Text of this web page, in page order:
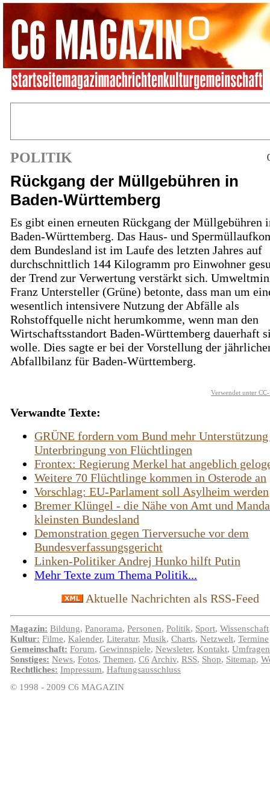
POLITIK
Rückgang der Müllgebühren in
Baden-Württemberg
Es gibt einen erneuten Rückgang der Müllgebühren
Baden-Württemberg. Das Haus- und
dem Bundesland ist im Laufe des letzten Jahres auf
durchschnittlich 144 Kilogramm pro Einwohner
der Trend zur Verwertung verstärkt sich.
Franz Untersteller (Grüne) betonte, dass man um
wesentlich intensivere Nutzung der Abfälle als
Rohstoffquelle nicht herumkomme, wenn man den
Wirtschaftsstandort Baden-Württemberg dauerhaft
wolle. Dies sagte er bei der Vorstellung der
Abfallbilanz für Baden-Württemberg.
Verwendet unter
Verwandte Texte:
GRÜNE fordern vom Bund mehr
Unterbringung von Flüchtlingen
Frontex: Regierung Merkel hat angeblich
Weitere 70 Flüchtlinge kommen in Osterode an
Vorschlag: EU-Parlament soll Asylheim werden
Bremer Klüngel - die Nähe von Amt und
kleinsten Bundesland
Demonstration gegen Tierversuche vor dem
Bundesverfassungsgericht
Linken-Politiker Andrej Hunko hilft Putin
Mehr Texte zum Thema Politik...
Aktuelle Nachrichten als RSS-Feed
Magazin: Bildung, Panorama, Personen, Politik, Sport, Wissenschaft
Kultur: Filme, Kalender, Literatur, Musik, Charts, Netzwelt, Termine
Gemeinschaft: Forum, Gewinnspiele, Newsleter, Kontakt, Umfragen
Sonstiges: News, Fotos, Themen, C6 Archiv, RSS, Shop, Sitemap,
Rechtliches: Impressum, Haftungsausschluss
© 1998 - 2009 C6 MAGAZIN